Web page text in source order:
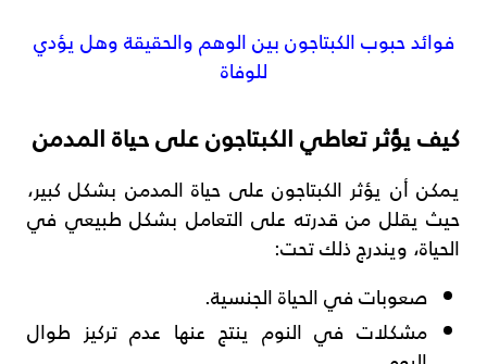
فوائد حبوب الكبتاجون بين الوهم والحقيقة وهل يؤدي
للوفاة
كيف يؤثر تعاطي الكبتاجون على حياة المدمن
يمكن أن يؤثر الكبتاجون على حياة المدمن بشكل كبير،
حيث يقلل من قدرته على التعامل بشكل طبيعي في
الحياة، ويندرج ذلك تحت:
صعوبات في الحياة الجنسية.
مشكلات في النوم ينتج عنها عدم تركيز طوال